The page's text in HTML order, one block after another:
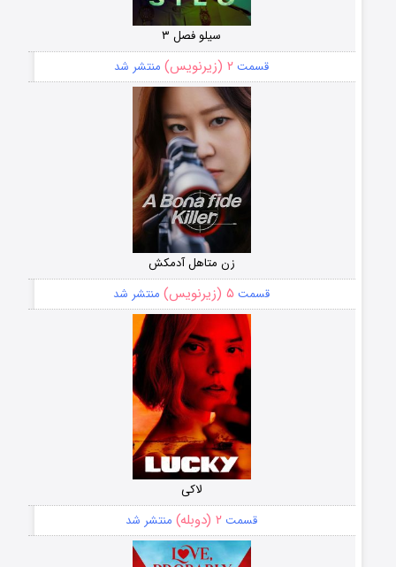
سیلو فصل ۳
قسمت ۲ (زیرنویس) منتشر شد
زن متاهل آدمکش
قسمت ۵ (زیرنویس) منتشر شد
لاکی
قسمت ۲ (دوبله) منتشر شد